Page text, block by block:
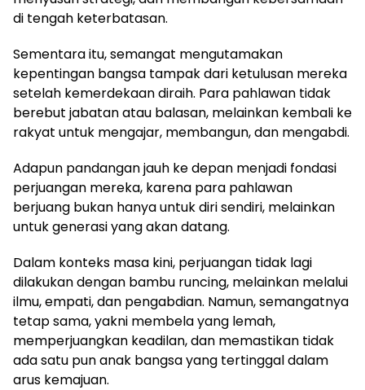
di tengah keterbatasan.
Sementara itu, semangat mengutamakan
kepentingan bangsa tampak dari ketulusan mereka
setelah kemerdekaan diraih. Para pahlawan tidak
berebut jabatan atau balasan, melainkan kembali ke
rakyat untuk mengajar, membangun, dan mengabdi.
Adapun pandangan jauh ke depan menjadi fondasi
perjuangan mereka, karena para pahlawan
berjuang bukan hanya untuk diri sendiri, melainkan
untuk generasi yang akan datang.
Dalam konteks masa kini, perjuangan tidak lagi
dilakukan dengan bambu runcing, melainkan melalui
ilmu, empati, dan pengabdian. Namun, semangatnya
tetap sama, yakni membela yang lemah,
memperjuangkan keadilan, dan memastikan tidak
ada satu pun anak bangsa yang tertinggal dalam
arus kemajuan.